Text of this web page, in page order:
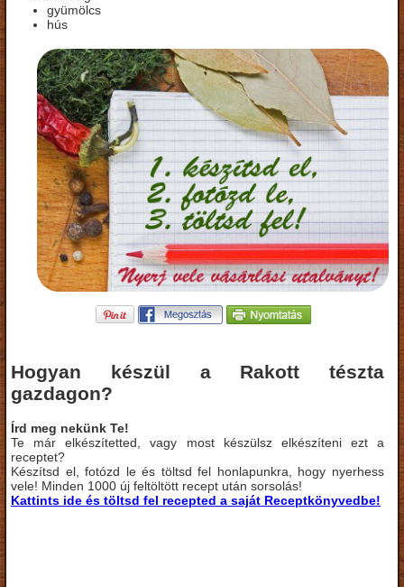
gyümölcs
hús
Hogyan készül a Rakott tészta
gazdagon?
Írd meg nekünk Te!
Te már elkészítetted, vagy most készülsz elkészíteni ezt a
receptet?
Készítsd el, fotózd le és töltsd fel honlapunkra, hogy nyerhess
vele! Minden 1000 új feltöltött recept után sorsolás!
Kattints ide és töltsd fel recepted a saját Receptkönyvedbe!